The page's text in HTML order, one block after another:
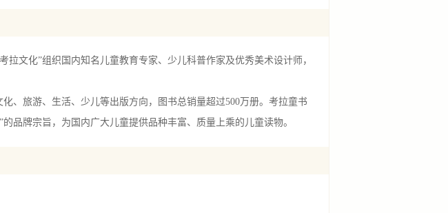
文化”组织国内知名儿童教育专家、少儿科普作家及优秀美术设计师，
旅游、生活、少儿等出版方向，图书总销量超过500万册。考拉童书
品牌宗旨，为国内广大儿童提供品种丰富、质量上乘的儿童读物。